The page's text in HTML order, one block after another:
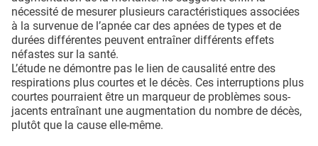
nécessité de mesurer plusieurs caractéristiques associées
à la survenue de l’apnée car des apnées de types et de
durées différentes peuvent entraîner différents effets
néfastes sur la santé.
L’étude ne démontre pas le lien de causalité entre des
respirations plus courtes et le décès. Ces interruptions plus
courtes pourraient être un marqueur de problèmes sous-
jacents entraînant une augmentation du nombre de décès,
plutôt que la cause elle-même.